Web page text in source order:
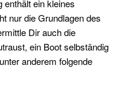
enthält ein kleines
nur die Grundlagen des
Dir auch die
ein Boot selbständig
anderem folgende